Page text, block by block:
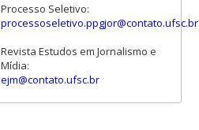
Processo Seletivo:
processoseletivo.ppgjor@contato.ufsc.br
Revista Estudos em Jornalismo e
Mídia:
ejm@contato.ufsc.br